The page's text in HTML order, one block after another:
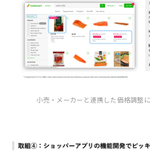
小売・メーカーと連携した価格調整